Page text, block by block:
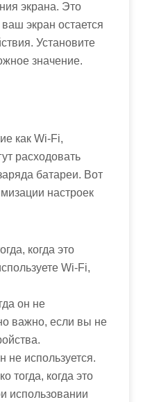
экрана. Это
экран остается
Установите
значение.
как Wi-Fi,
расходовать
батареи. Вот
настроек
когда это
Wi-Fi,
он не
важно, если вы не
не используется.
тогда, когда это
использовании